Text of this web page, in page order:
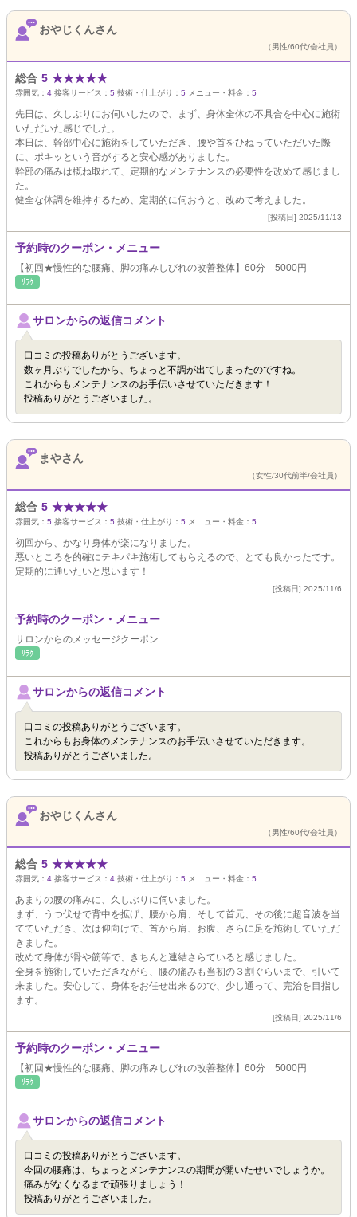
おやじくんさん
（男性/60代/会社員）
総合 5 ★★★★★
雰囲気： 4 接客サービス： 5 技術・仕上がり： 5 メニュー・料金： 5
先日は、久しぶりにお伺いしたので、まず、身体全体の不具合を中心に施術
いただいた感じでした。
本日は、幹部中心に施術をしていただき、腰や首をひねっていただいた際
に、ポキッという音がすると安心感がありました。
幹部の痛みは概ね取れて、定期的なメンテナンスの必要性を改めて感じまし
た。
健全な体調を維持するため、定期的に伺おうと、改めて考えました。
[投稿日] 2025/11/13
予約時のクーポン・メニュー
【初回★慢性的な腰痛、脚の痛みしびれの改善整体】60分 5000円
ﾘﾗｸ
サロンからの返信コメント
口コミの投稿ありがとうございます。
数ヶ月ぶりでしたから、ちょっと不調が出てしまったのですね。
これからもメンテナンスのお手伝いさせていただきます！
投稿ありがとうございました。
まやさん
（女性/30代前半/会社員）
総合 5 ★★★★★
雰囲気： 5 接客サービス： 5 技術・仕上がり： 5 メニュー・料金： 5
初回から、かなり身体が楽になりました。
悪いところを的確にテキパキ施術してもらえるので、とても良かったです。
定期的に通いたいと思います！
[投稿日] 2025/11/6
予約時のクーポン・メニュー
サロンからのメッセージクーポン
ﾘﾗｸ
サロンからの返信コメント
口コミの投稿ありがとうございます。
これからもお身体のメンテナンスのお手伝いさせていただきます。
投稿ありがとうございました。
おやじくんさん
（男性/60代/会社員）
総合 5 ★★★★★
雰囲気： 4 接客サービス： 4 技術・仕上がり： 5 メニュー・料金： 5
あまりの腰の痛みに、久しぶりに伺いました。
まず、うつ伏せで背中を拡げ、腰から肩、そして首元、その後に超音波を当
てていただき、次は仰向けで、首から肩、お腹、さらに足を施術していただ
きました。
改めて身体が骨や筋等で、きちんと連結さらていると感じました。
全身を施術していただきながら、腰の痛みも当初の３割ぐらいまで、引いて
来ました。安心して、身体をお任せ出来るので、少し通って、完治を目指し
ます。
[投稿日] 2025/11/6
予約時のクーポン・メニュー
【初回★慢性的な腰痛、脚の痛みしびれの改善整体】60分 5000円
ﾘﾗｸ
サロンからの返信コメント
口コミの投稿ありがとうございます。
今回の腰痛は、ちょっとメンテナンスの期間が開いたせいでしょうか。
痛みがなくなるまで頑張りましょう！
投稿ありがとうございました。